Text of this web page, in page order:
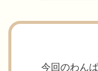
今回のわ